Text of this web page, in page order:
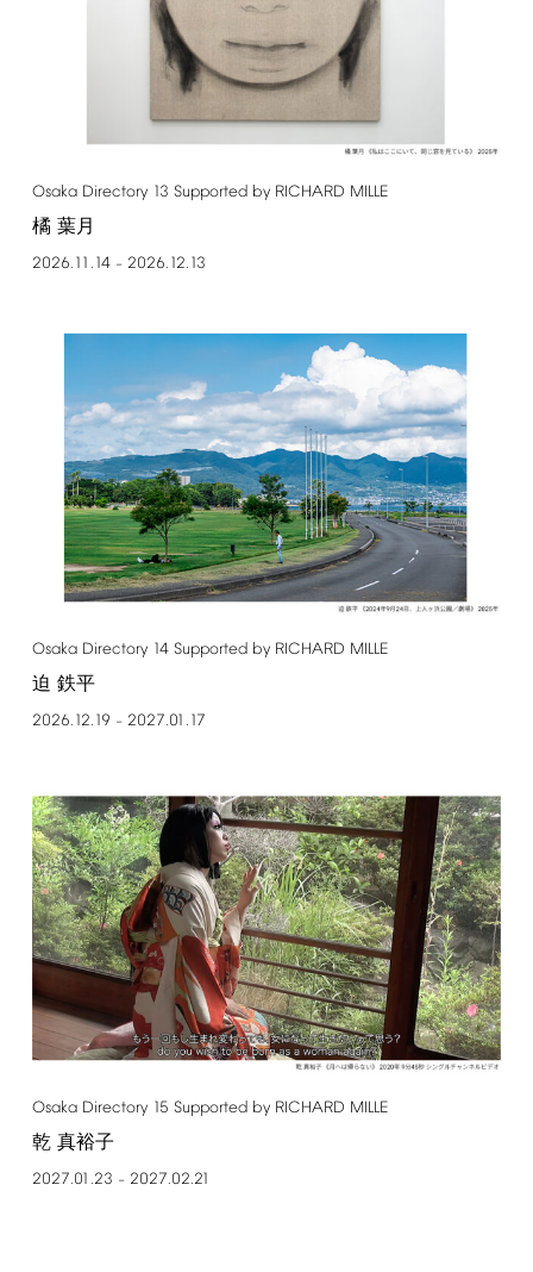
Osaka Directory 13 Supported by RICHARD MILLE
橘 葉月
2026.11.14– 2026.12.13
Osaka Directory 14 Supported by RICHARD MILLE
迫 鉄平
2026.12.19 – 2027.01.17
Osaka Directory 15 Supported by RICHARD MILLE
乾 真裕子
2027.01.23 – 2027.02.21